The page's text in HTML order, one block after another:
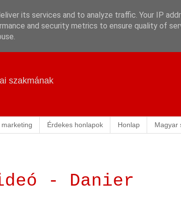
szakmának
Érdekes honlapok Honlap Magyar
- Danier
its services and to analyze traffic. Your IP
and security metrics to ensure quality of